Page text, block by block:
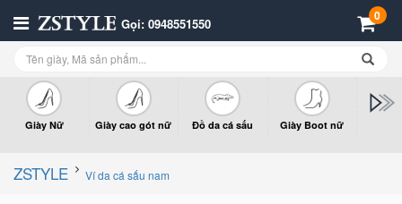
Gọi: 0948551550 0
Giày Nữ Giày cao gót nữ Đồ da cá sấu Giày Boot nữ
ZSTYLE Ví da cá sấu nam